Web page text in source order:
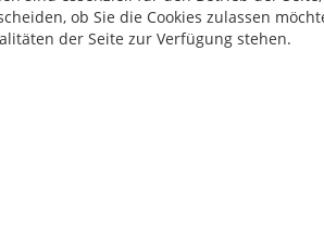
ob Sie die Cookies zulassen
der Seite zur Verfügung stehen.